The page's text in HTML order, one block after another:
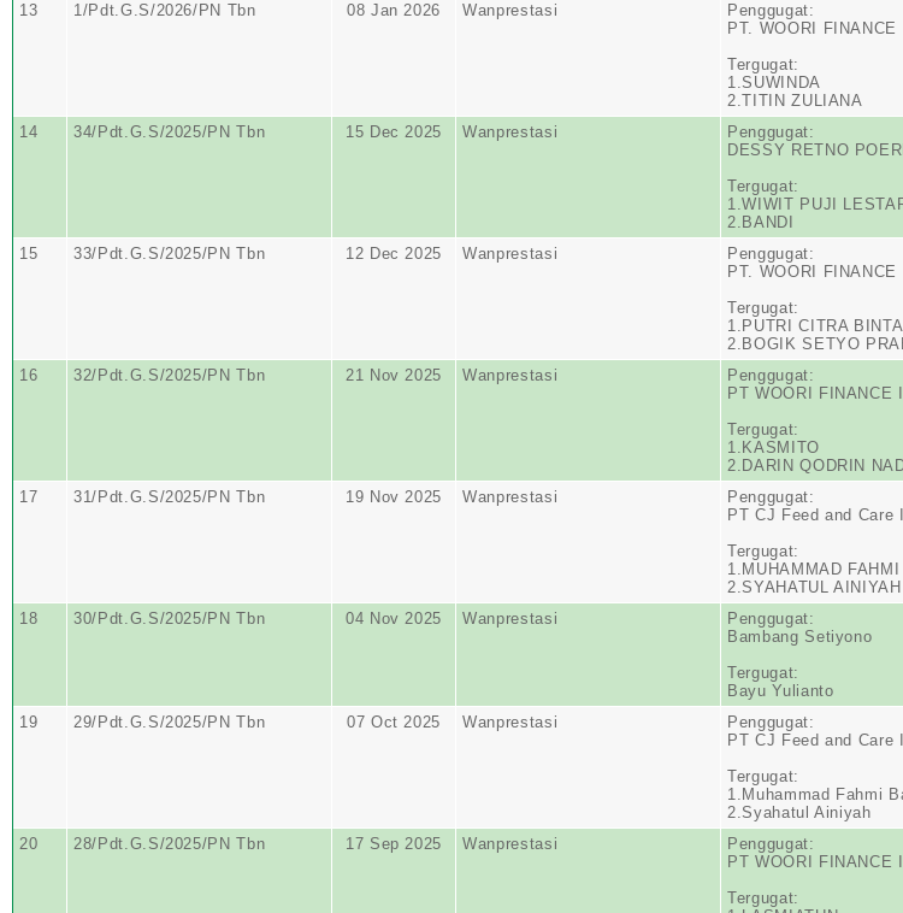
13 1/Pdt.G.S/2026/PN Tbn 08 Jan 2026 Wanprestasi
Penggugat:
PT. WOORI
Tergugat:
1.SUWINDA
2.TITIN ZULIANA
14 34/Pdt.G.S/2025/PN Tbn 15 Dec 2025 Wanprestasi
Penggugat:
DESSY RETNO
Tergugat:
1.WIWIT PUJI
2.BANDI
15 33/Pdt.G.S/2025/PN Tbn 12 Dec 2025 Wanprestasi
Penggugat:
PT. WOORI
Tergugat:
1.PUTRI CITRA
2.BOGIK SETYO
16 32/Pdt.G.S/2025/PN Tbn 21 Nov 2025 Wanprestasi
Penggugat:
PT WOORI FINANCE
Tergugat:
1.KASMITO
2.DARIN QODRIN
17 31/Pdt.G.S/2025/PN Tbn 19 Nov 2025 Wanprestasi
Penggugat:
PT CJ Feed and Care
Tergugat:
1.MUHAMMAD
2.SYAHATUL AINIYAH
18 30/Pdt.G.S/2025/PN Tbn 04 Nov 2025 Wanprestasi
Penggugat:
Bambang Setiyono
Tergugat:
Bayu Yulianto
19 29/Pdt.G.S/2025/PN Tbn 07 Oct 2025 Wanprestasi
Penggugat:
PT CJ Feed and Care
Tergugat:
1.Muhammad Fahmi
2.Syahatul Ainiyah
20 28/Pdt.G.S/2025/PN Tbn 17 Sep 2025 Wanprestasi
Penggugat:
PT WOORI FINANCE
Tergugat: